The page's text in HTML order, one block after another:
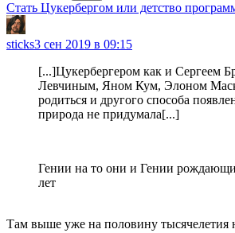
Стать Цукербергом или детство
sticks3 сен 2019 в 09:15
[...]Цукербергером как и Сергеем
Левчиным, Яном Кум, Элоном
родиться и другого способа
природа не придумала[...]
Гении на то они и Гении
лет
Там выше уже на половину тысячелетия